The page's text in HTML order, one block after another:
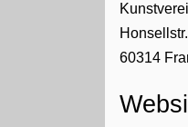
60314